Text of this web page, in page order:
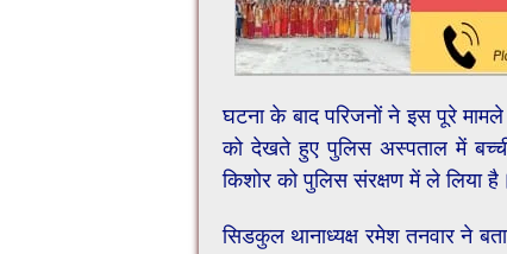
घटना के बाद परिजनों ने इस पूरे
को देखते हुए पुलिस अस्पताल में
किशोर को पुलिस संरक्षण में ले लिया है।
सिडकुल थानाध्यक्ष रमेश तनवार ने